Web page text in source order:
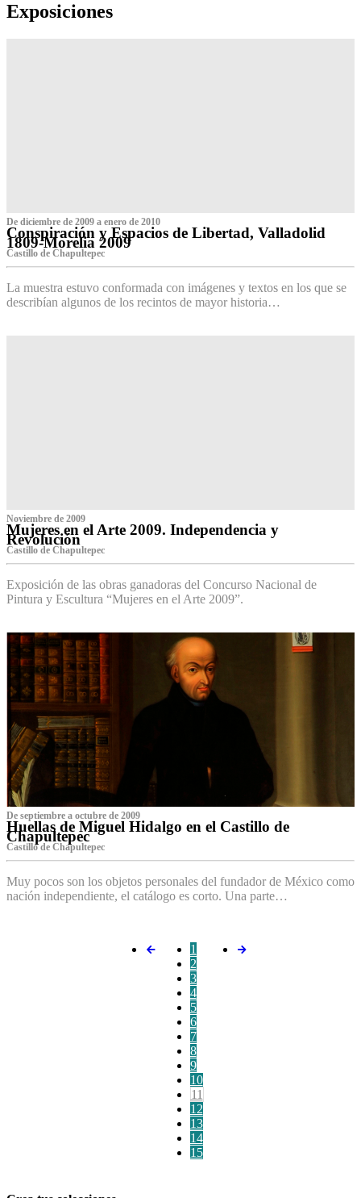
Exposiciones
De diciembre de 2009 a enero de 2010
Conspiración y Espacios de Libertad, Valladolid
1809-Morelia 2009
Castillo de Chapultepec
La muestra estuvo conformada con imágenes y textos en los que se
describían algunos de los recintos de mayor historia…
Noviembre de 2009
Mujeres en el Arte 2009. Independencia y
Revolución
Castillo de Chapultepec
Exposición de las obras ganadoras del Concurso Nacional de
Pintura y Escultura “Mujeres en el Arte 2009”.
De septiembre a octubre de 2009
Huellas de Miguel Hidalgo en el Castillo de
Chapultepec
Castillo de Chapultepec
Muy pocos son los objetos personales del fundador de México como
nación independiente, el catálogo es corto. Una parte…
1
2
3
4
5
6
7
8
9
10
11
12
13
14
15